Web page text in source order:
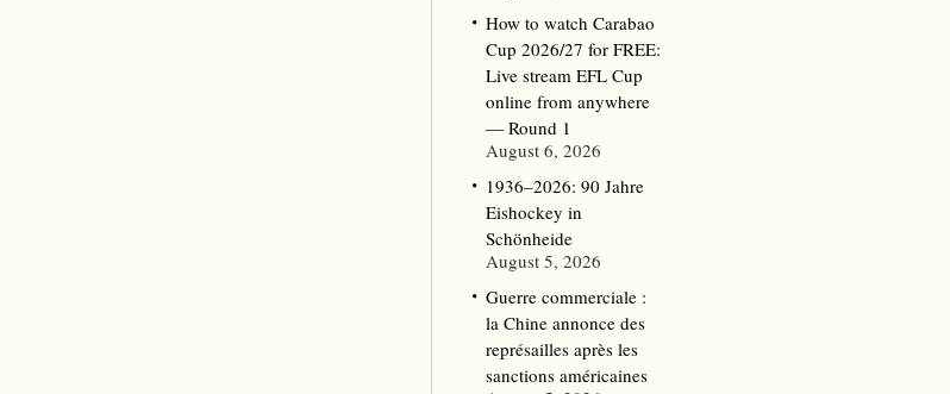
How to watch Carabao
Cup 2026/27 for FREE:
Live stream EFL Cup
online from anywhere
— Round 1
August 6, 2026
1936–2026: 90 Jahre
Eishockey in
Schönheide
August 5, 2026
Guerre commerciale :
la Chine annonce des
représailles après les
sanctions américaines